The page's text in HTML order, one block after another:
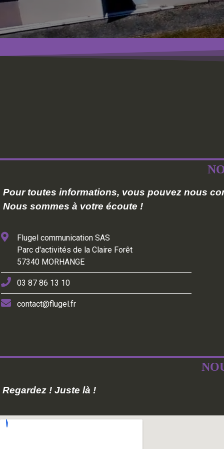
Pour toutes informations, vous pouvez nous
Nous sommes à votre écoute !
Flugel communication SAS
Parc d'activités de la Claire Forêt
57340 MORHANGE
03 87 86 13 10
contact@flugel.fr
Regardez ! Juste là !